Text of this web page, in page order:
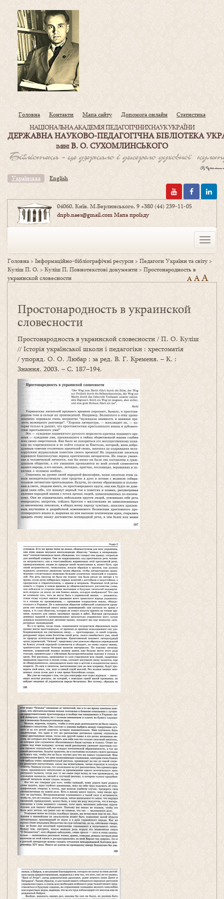
Головна Контакти Мапа сайту Допомога онлайн Статистика
НАЦІОНАЛЬНА АКАДЕМІЯ ПЕДАГОГІЧНИХ НАУК УКРАЇНИ
ДЕРЖАВНА НАУКОВО-ПЕДАГОГІЧНА БІБЛІОТЕКА
ІМЕНІВ. О. СУХОМЛИНСЬКОГО
Українська English
04060, Київ, М.Берлинського, 9+380 (44) 239-11-05
dnpb.naes@gmail.comМапа проїзду
Toggle
Головна >Інформаційно-бібліографічні ресурси >Педагоги України та світу>
Куліш П. О. >Куліш П. Повнотекстові документи >Простонародность в
украинской словесности
A AA
Простонародность в украинской
словесности
Простонародность в украинской словесности / П. О. Куліш
// Історія української школи і педагогіки : хрестоматія
/ упоряд. О. О. Любар ; за ред. В. Г. Кременя. – К. :
Знання, 2003. – С. 187–194.